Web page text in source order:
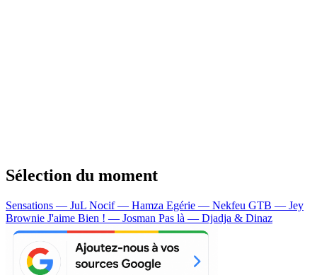
Sélection du moment
Sensations — JuL Nocif — Hamza Egérie — Nekfeu GTB — Jey
Brownie J'aime Bien ! — Josman Pas là — Djadja & Dinaz